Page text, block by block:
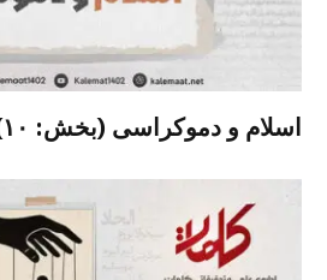
اسلام و دموکراسی (بخش: ۱۰)